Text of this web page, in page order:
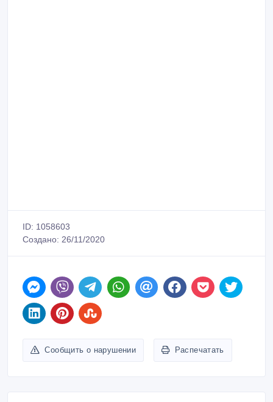
ID: 1058603
Создано: 26/11/2020
Сообщить о нарушении Распечатать